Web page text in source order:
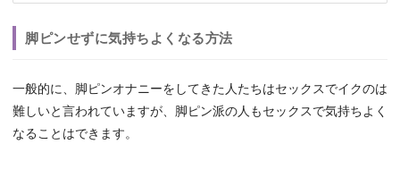
脚ピンせずに気持ちよくなる方法
一般的に、脚ピンオナニーをしてきた人たちはセックスでイクのは
難しいと言われていますが、脚ピン派の人もセックスで気持ちよく
なることはできます。